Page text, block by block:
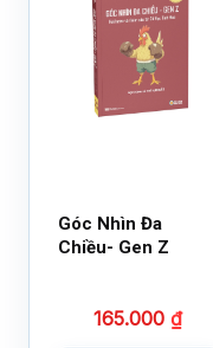
Góc Nhìn Đa
Chiều- Gen Z
165.000₫